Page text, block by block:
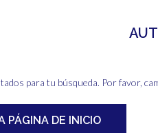
para tu búsqueda. Por favor,
PÁGINA DE INICIO